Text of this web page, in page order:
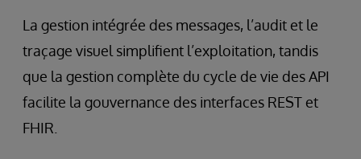
La gestion intégrée des messages, l’audit et le
traçage visuel simplifient l’exploitation, tandis
que la gestion complète du cycle de vie des API
facilite la gouvernance des interfaces REST et
FHIR.